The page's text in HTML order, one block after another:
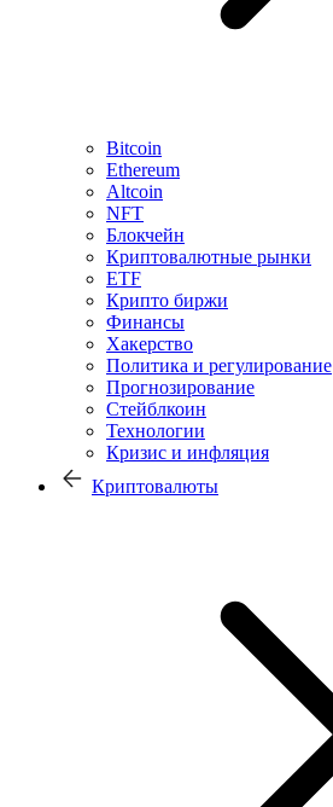
Bitcoin
Ethereum
Altcoin
NFT
Блокчейн
Криптовалютные рынки
ETF
Крипто биржи
Финансы
Хакерство
Политика и регулирование
Прогнозирование
Стейблкоин
Технологии
Кризис и инфляция
Криптовалюты